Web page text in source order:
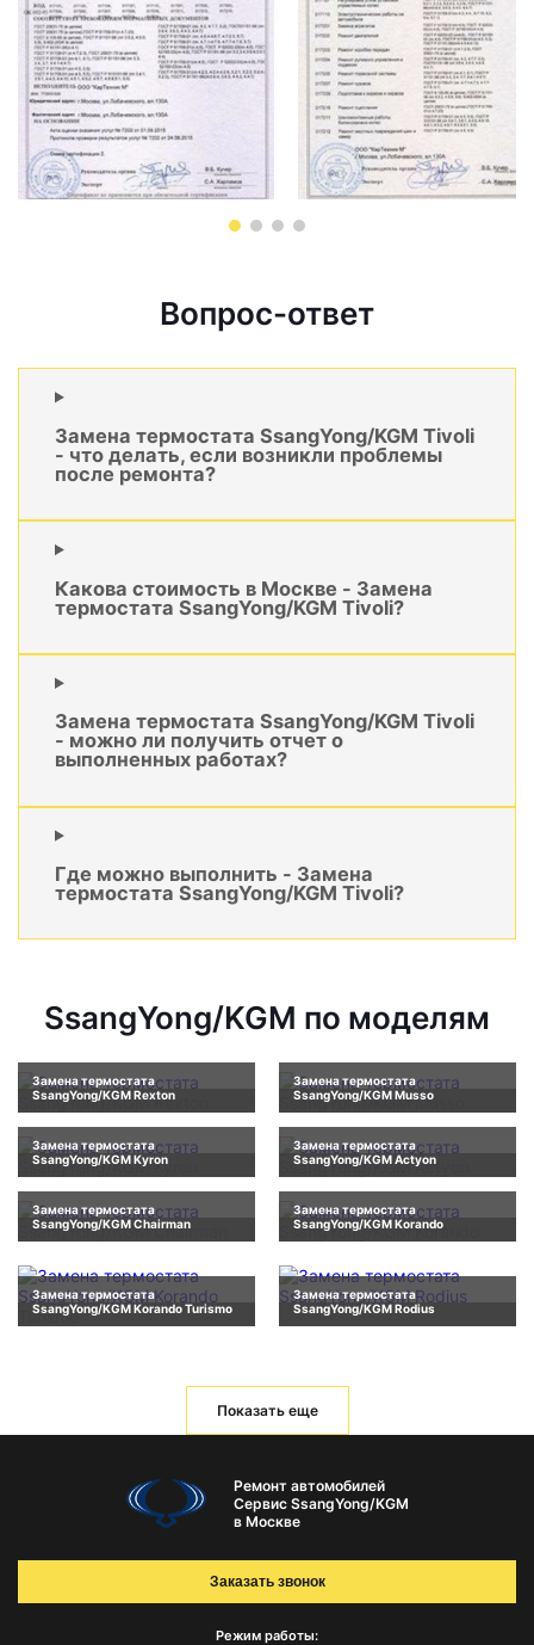
Вопрос-ответ
Замена термостата SsangYong/KGM Tivoli
- что делать, если возникли проблемы
после ремонта?
Какова стоимость в Москве - Замена
термостата SsangYong/KGM Tivoli?
Замена термостата SsangYong/KGM Tivoli
- можно ли получить отчет о
выполненных работах?
Где можно выполнить - Замена
термостата SsangYong/KGM Tivoli?
SsangYong/KGM по моделям
Замена термостата
SsangYong/KGM Rexton
Замена термостата
SsangYong/KGM Musso
Замена термостата
SsangYong/KGM Kyron
Замена термостата
SsangYong/KGM Actyon
Замена термостата
SsangYong/KGM Chairman
Замена термостата
SsangYong/KGM Korando
Замена термостата
SsangYong/KGM Korando Turismo
Замена термостата
SsangYong/KGM Rodius
Показать еще
Ремонт автомобилей
Сервис SsangYong/KGM
в Москве
Режим работы:
Заказать звонок